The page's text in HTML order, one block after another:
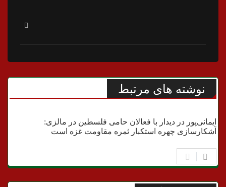
نوشته های مرتبط
قرآن و فعالیتهای دینی
ایمانی‌پور در دیدار با فعالان حامی فلسطین در مالزی:
آشکارسازی چهره استکبار ثمره مقاومت غزه است